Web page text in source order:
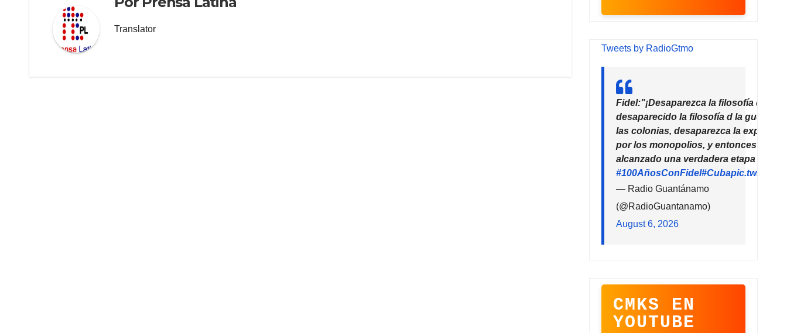
Translator
Tweets by RadioGtmo
Fidel:"¡Desaparezca la filosofía del
desaparecido la filosofía d la guerra!
las colonias, desaparezca la
por los monopolios, y entonces la
alcanzado una verdadera etapa de
#100AñosConFidel#Cuba
— Radio Guantánamo
(@RadioGuantanamo)
August 6, 2026
CMKS EN
YOUTUBE